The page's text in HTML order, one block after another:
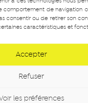
comportement de navigation
consentir ou de retirer son
caractéristiques et
Accepter
Refuser
les préférences
sont les suivants :
;
;